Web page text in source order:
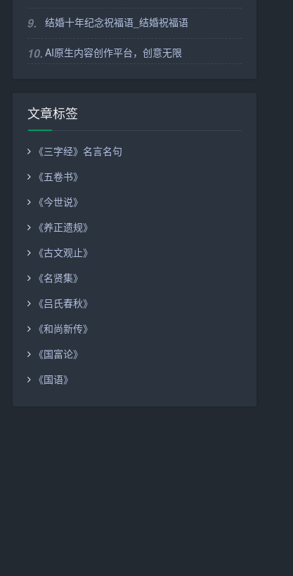
9. 结婚十年纪念祝福语_结婚祝福语
10. AI原生内容创作平台，创意无限
文章标签
《三字经》名言名句
《五卷书》
《今世说》
《养正遗规》
《古文观止》
《名贤集》
《吕氏春秋》
《和尚新传》
《国富论》
《国语》